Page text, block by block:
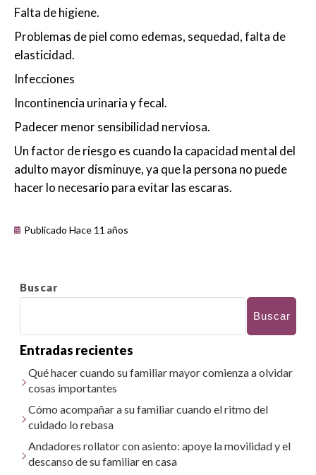
Falta de higiene.
Problemas de piel como edemas, sequedad, falta de
elasticidad.
Infecciones
Incontinencia urinaria y fecal.
Padecer menor sensibilidad nerviosa.
Un factor de riesgo es cuando la capacidad mental del
adulto mayor disminuye, ya que la persona no puede
hacer lo necesario para evitar las escaras.
Publicado Hace 11 años
Buscar
Buscar
Entradas recientes
Qué hacer cuando su familiar mayor comienza a olvidar
cosas importantes
Cómo acompañar a su familiar cuando el ritmo del
cuidado lo rebasa
Andadores rollator con asiento: apoye la movilidad y el
descanso de su familiar en casa